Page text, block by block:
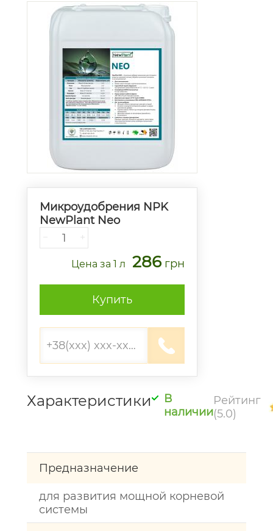
Микроудобрения NPK
NewPlant Neo
− +
Цена за 1 л 286 грн
Купить
Характеристики
В
наличии
Рейтинг
(5.0)
Предназначение
для развития мощной корневой
системы